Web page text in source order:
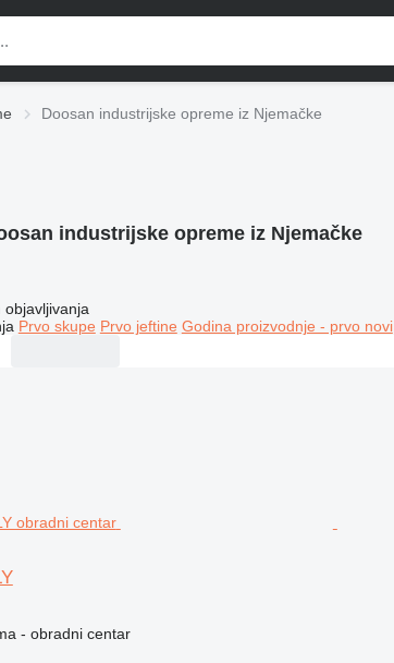
Doosan industrijske opreme iz Njemačke
industrijske opreme iz Njemačke
objavljivanja
Prvo skupe Prvo jeftine Godina proizvodnje - prvo novi
- obradni centar